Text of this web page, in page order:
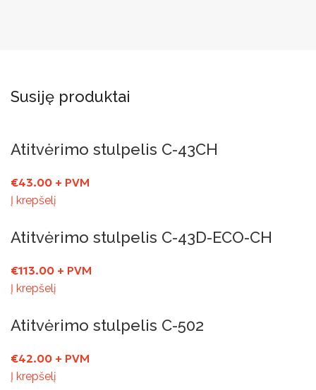
Susiję produktai
Atitvėrimo stulpelis C-43CH
€43.00 + PVM
Į krepšelį
Atitvėrimo stulpelis C-43D-ECO-CH
€113.00 + PVM
Į krepšelį
Atitvėrimo stulpelis C-502
€42.00 + PVM
Į krepšelį